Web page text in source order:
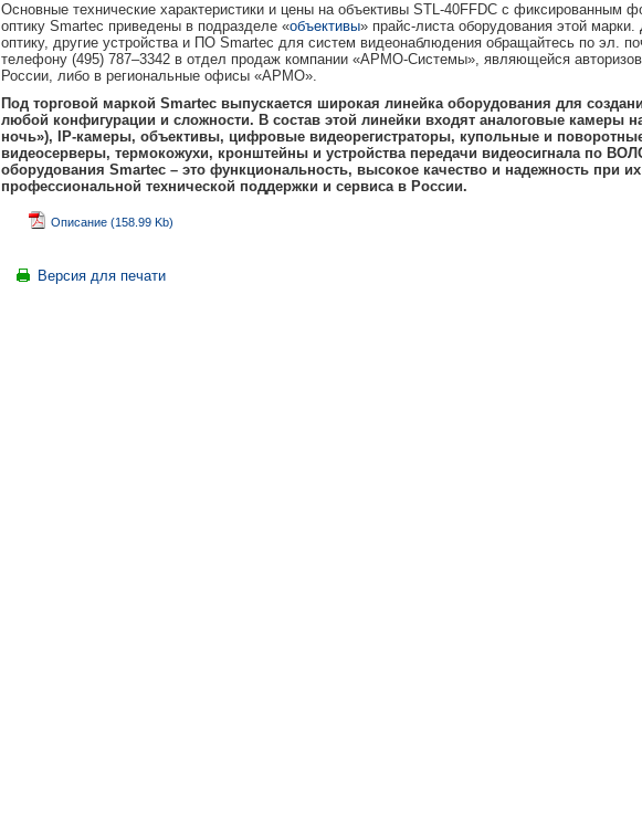
Основные технические характеристики и цены на объективы STL-40FFDC с фиксированным
оптику Smartec приведены в подразделе «объективы» прайс-листа оборудования этой
оптику, другие устройства и ПО Smartec для систем видеонаблюдения обращайтесь по эл.
телефону (495) 787–3342 в отдел продаж компании «АРМО-Системы», являющейся
России, либо в региональные офисы «АРМО».
Под торговой маркой Smartec выпускается широкая линейка оборудования для
любой конфигурации и сложности. В состав этой линейки входят аналоговые камеры
ночь»), IP-камеры, объективы, цифровые видеорегистраторы, купольные и
видеосерверы, термокожухи, кронштейны и устройства передачи видеосигнала по
оборудования Smartec – это функциональность, высокое качество и надежность при
профессиональной технической поддержки и сервиса в России.
Описание (158.99 Kb)
Версия для печати